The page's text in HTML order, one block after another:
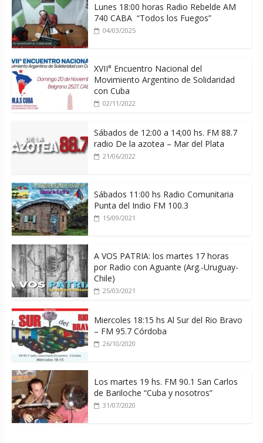
Lunes 18:00 horas Radio Rebelde AM
740 CABA “Todos los Fuegos”
04/03/2025
XVII° Encuentro Nacional del
Movimiento Argentino de Solidaridad
con Cuba
02/11/2022
Sábados de 12:00 a 14;00 hs. FM 88.7
radio De la azotea – Mar del Plata
21/06/2022
Sábados 11:00 hs Radio Comunitaria
Punta del Indio FM 100.3
15/09/2021
A VOS PATRIA: los martes 17 horas
por Radio con Aguante (Arg.-Uruguay-
Chile)
25/03/2021
Miercoles 18:15 hs Al Sur del Rio Bravo
– FM 95.7 Córdoba
26/10/2020
Los martes 19 hs. FM 90.1 San Carlos
de Bariloche “Cuba y nosotros”
31/07/2020